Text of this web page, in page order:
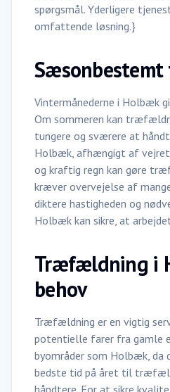
spørgsmål. Yderligere
omfattende løsning.}
Vintermånederne i Holbæk
Om sommeren kan
tungere og sværere at
Holbæk, afhængigt af
og kraftig regn kan gøre
kræver overvejelse af
diktere hastigheden og
Holbæk kan sikre, at
Træfældning i
behov
Træfældning er en vigtig
potentielle farer fra gamle
byområder som Holbæk, da
bedste tid på året til
håndtere. For at sikre